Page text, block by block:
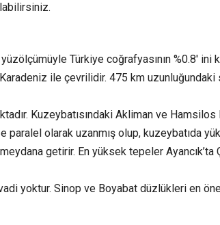
Türkiye coğrafyasının %0.8′ ini
ile çevrilidir. 475 km uzunluğundaki
Kuzeybatısındaki Akliman ve
paralel olarak uzanmış olup, kuzeybatıda
getirir. En yüksek tepeler Ayancık’ta
yoktur. Sinop ve Boyabat düzlükleri en